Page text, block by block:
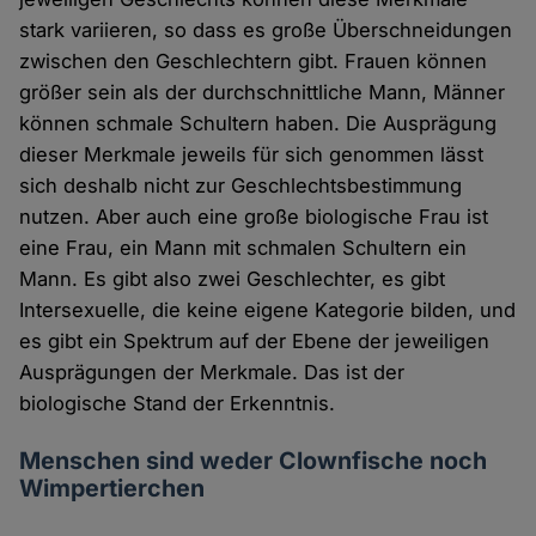
stark variieren, so dass es große Überschneidungen
zwischen den Geschlechtern gibt. Frauen können
größer sein als der durchschnittliche Mann, Männer
können schmale Schultern haben. Die Ausprägung
dieser Merkmale jeweils für sich genommen lässt
sich deshalb nicht zur Geschlechtsbestimmung
nutzen. Aber auch eine große biologische Frau ist
eine Frau, ein Mann mit schmalen Schultern ein
Mann. Es gibt also zwei Geschlechter, es gibt
Intersexuelle, die keine eigene Kategorie bilden, und
es gibt ein Spektrum auf der Ebene der jeweiligen
Ausprägungen der Merkmale. Das ist der
biologische Stand der Erkenntnis.
Menschen sind weder Clownfische noch
Wimpertierchen